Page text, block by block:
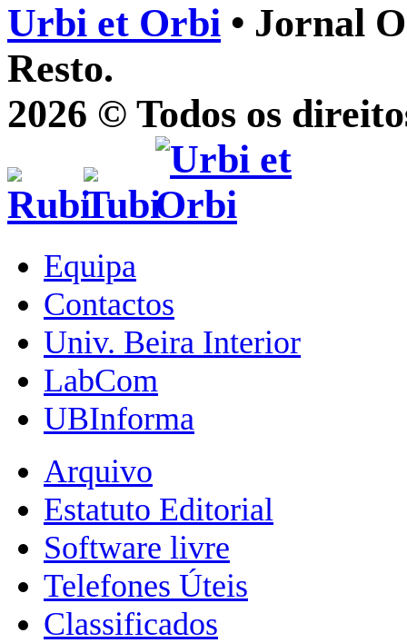
Urbi et Orbi • Jornal
Resto.
2026 © Todos os
Equipa
Contactos
Univ. Beira Interior
LabCom
UBInforma
Arquivo
Estatuto Editorial
Software livre
Telefones Úteis
Classificados